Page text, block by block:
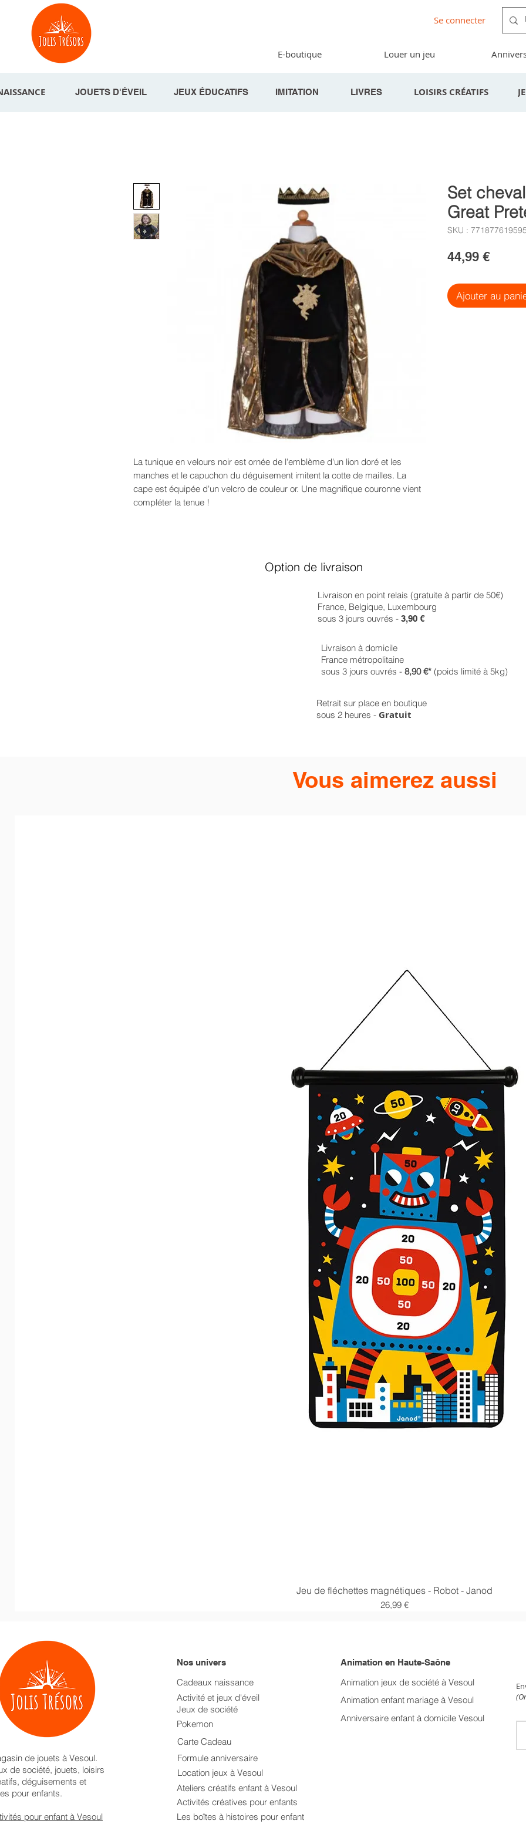
Se connecter
E-boutique Louer un jeu
JOUETS D'ÉVEIL JEUX ÉDUCATIFS IMITATION LIVRES LOISIRS CRÉATIFS
La tunique en velours noir est ornée de l'emblème d'un lion doré et les
manches et le capuchon du déguisement imitent la cotte de mailles. La
cape est équipée d'un velcro de couleur or. Une magnifique couronne vient
compléter la tenue !
Set
Great
SKU :
44,99 €Prix
Ajouter au
Option de livraison
Livraison en point relais (gratuite à partir de 50€)
France, Belgique, Luxembourg
sous 3 jours ouvrés - 3,90 €
Livraison à domicile
France métropolitaine
sous 3 jours ouvrés - 8,90 €* (poids limité à 5kg)
Retrait sur place en boutique
sous 2 heures - Gratuit
Vous aimerez aussi
Aperçu rapide
Jeu de fléchettes magnétiques - Robot - Janod
Prix
26,99 €
de jouets à Vesoul.
de société, jouets, loisirs
déguisements et
pour enfants.
pour enfant à Vesoul
Nos univers
Cadeaux naissance
Activité et jeux d'éveil
Jeux de société
Pokemon
Carte Cadeau
Formule anniversaire
Location jeux à Vesoul
Animation en Haute-Saône
Animation jeux de société à Vesoul
Animation enfant mariage à Vesoul
Anniversaire enfant à domicile Vesoul
Ateliers créatifs enfant à Vesoul
Activités créatives pour enfants
Les boîtes à histoires pour enfant